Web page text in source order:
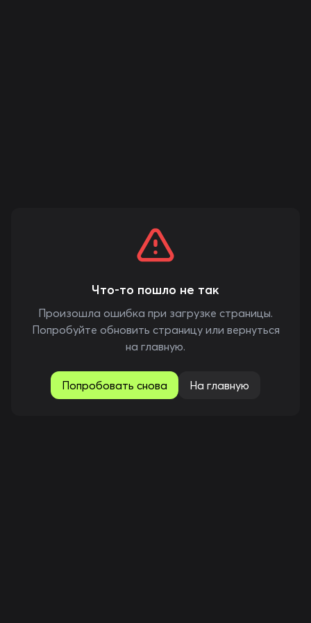
Что-то пошло не так
Произошла ошибка при загрузке страницы.
Попробуйте обновить страницу или вернуться
на главную.
Попробовать снова На главную